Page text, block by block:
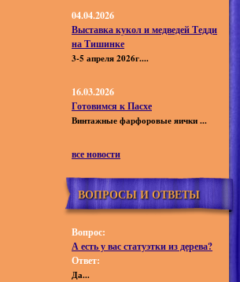
04.04.2026
Выставка кукол и медведей Тедди
на Тишинке
3-5 апреля 2026г....
16.03.2026
Готовимся к Пасхе
Винтажные фарфоровые яички ...
все новости
ВОПРОСЫ И ОТВЕТЫ
Вопрос:
А есть у вас статуэтки из дерева?
Ответ:
Да...